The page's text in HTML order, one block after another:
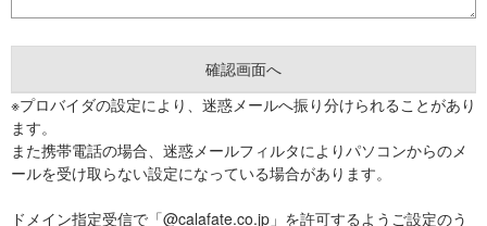
※プロバイダの設定により、迷惑メールへ振り分けられることがあり
ます。
また携帯電話の場合、迷惑メールフィルタによりパソコンからのメ
ールを受け取らない設定になっている場合があります。
ドメイン指定受信で「@calafate.co.jp」を許可するようご設定のう